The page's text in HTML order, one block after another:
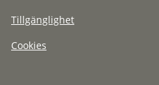
Tillgänglighet
Cookies